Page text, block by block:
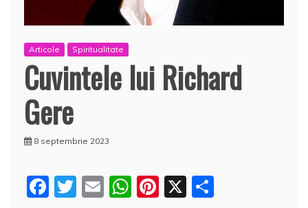
Articole Spiritualitate
Cuvintele lui Richard
Gere
8 septembrie 2023
F
T
E
W Pi X